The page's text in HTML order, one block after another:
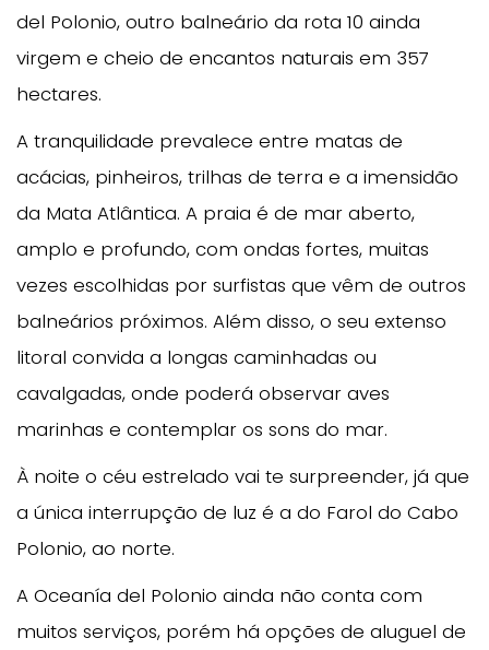
del Polonio, outro balneário da rota 10 ainda
virgem e cheio de encantos naturais em 357
hectares.
A tranquilidade prevalece entre matas de
acácias, pinheiros, trilhas de terra e a imensidão
da Mata Atlântica. A praia é de mar aberto,
amplo e profundo, com ondas fortes, muitas
vezes escolhidas por surfistas que vêm de outros
balneários próximos. Além disso, o seu extenso
litoral convida a longas caminhadas ou
cavalgadas, onde poderá observar aves
marinhas e contemplar os sons do mar.
À noite o céu estrelado vai te surpreender, já que
a única interrupção de luz é a do Farol do Cabo
Polonio, ao norte.
A Oceanía del Polonio ainda não conta com
muitos serviços, porém há opções de aluguel de